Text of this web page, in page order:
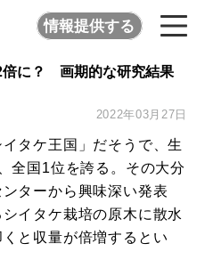
情報提供する
倍に？ 画期的な研究結果
2022年03月27日
タケ王国」だそうで、生
全国1位を誇る。その大分
ターから興味深い発表
イタケ栽培の原木に散水
と収量が倍増するとい